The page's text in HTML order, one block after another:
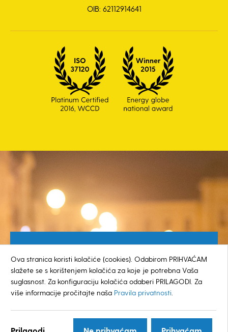
OIB: 62112914641
0800 385 048
© GRAD KOPRIVNICA
Ova stranica koristi kolačiće (cookies). Odabirom PRIHVAĆAM
slažete se s korištenjem kolačića za koje je potrebna Vaša
suglasnost. Za konfiguraciju kolačića odaberi PRILAGODI. Za
više informacije pročitajte naša Pravila privatnosti
Prilagodi... Ne prihvaćam Prihvaćam